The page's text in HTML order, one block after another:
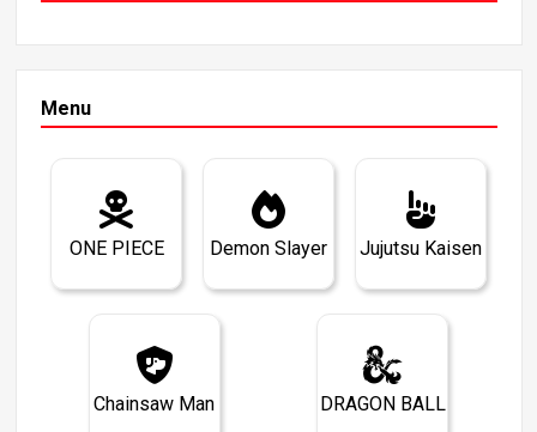
Menu
ONE PIECE Demon Slayer Jujutsu Kaisen
Chainsaw Man DRAGON BALL